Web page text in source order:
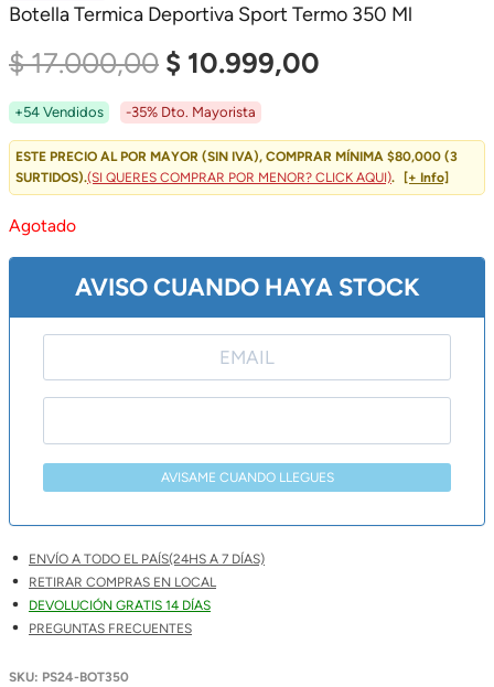
Botella Termica Deportiva Sport Termo 350 Ml
$17.000,00 El
Precio
Original
Era:
$ 10.999,00
Actual
Es:
+54 Vendidos -35% Dto. Mayorista
ESTE PRECIO AL POR MAYOR (SIN IVA), COMPRAR MÍNIMA $80,000 (3
SURTIDOS).(SI QUERES COMPRAR POR MENOR? CLICK AQUI). [+ Info]
Agotado
AVISO CUANDO HAYA STOCK
AVISAME CUANDO LLEGUES
ENVÍO A TODO EL PAÍS(24HS A 7 DÍAS)
RETIRAR COMPRAS EN LOCAL
DEVOLUCIÓN GRATIS 14 DÍAS
PREGUNTAS FRECUENTES
SKU: PS24-BOT350